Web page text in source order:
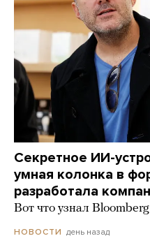
Секретное ИИ-
умная колонка в
разработала
Вот что узнал
НОВОСТИ день назад